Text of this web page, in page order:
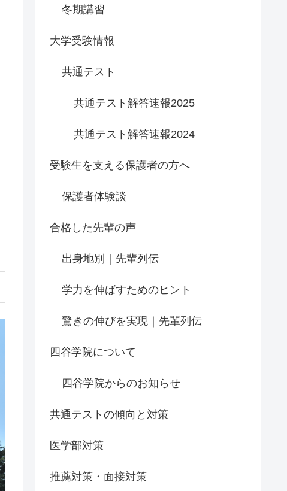
冬期講習
大学受験情報
共通テスト
共通テスト解答速報2025
共通テスト解答速報2024
受験生を支える保護者の方へ
保護者体験談
合格した先輩の声
出身地別｜先輩列伝
学力を伸ばすためのヒント
驚きの伸びを実現｜先輩列伝
四谷学院について
四谷学院からのお知らせ
共通テストの傾向と対策
医学部対策
推薦対策・面接対策